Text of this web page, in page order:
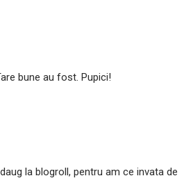
bune au fost. Pupici!
la blogroll, pentru am ce invata de